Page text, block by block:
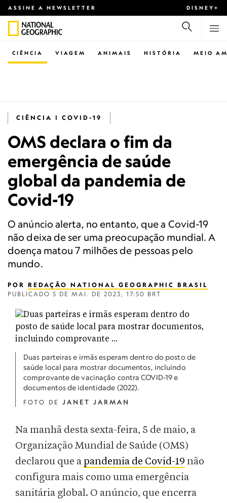
ASSINE A NEWSLETTER DISNEY+
CIÊNCIA VIAGEM ANIMAIS HISTÓRIA MEIO
CIÊNCIA | COVID-19
OMS declara o fim da
emergência de saúde
global da pandemia de
Covid-19
O anúncio alerta, no entanto, que a Covid-19
não deixa de ser uma preocupação mundial. A
doença matou 7 milhões de pessoas pelo
mundo.
POR REDAÇÃO NATIONAL GEOGRAPHIC BRASIL
PUBLICADO 5 DE MAI. DE 2023, 17:50 BRT
Duas parteiras e irmãs esperam dentro do posto de
saúde local para mostrar documentos, incluindo
comprovante de vacinação contra COVID-19 e
documentos de identidade (2022).
FOTO DE JANET JARMAN
Na manhã desta sexta-feira, 5 de maio, a
Organização Mundial de Saúde (OMS)
declarou que a pandemia de Covid-19 não
configura mais como uma emergência
sanitária global. O anúncio, que encerra